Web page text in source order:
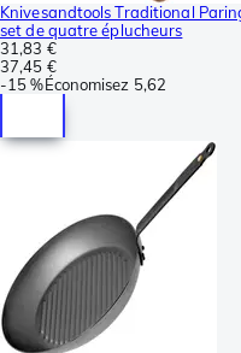
Knivesandtools Traditional
set de quatre éplucheurs
31,83 €
37,45 €
-15 %Économisez 5,62